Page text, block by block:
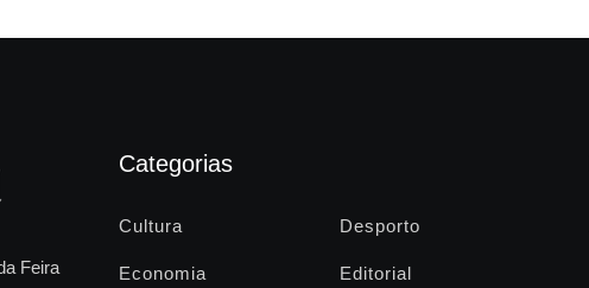
Feira
Categorias
Cultura Desporto
Economia Editorial